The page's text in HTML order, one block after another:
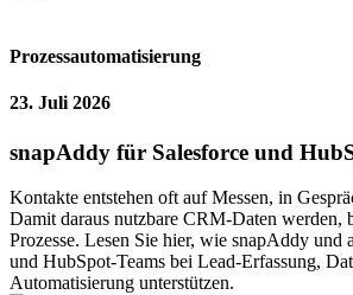
Prozessautomatisierung
23. Juli 2026
snapAddy für Salesforce und
Kontakte entstehen oft auf Messen, in
Damit daraus nutzbare CRM-Daten werden,
Prozesse. Lesen Sie hier, wie snapAddy und
und HubSpot-Teams bei Lead-Erfassung,
Automatisierung unterstützen.